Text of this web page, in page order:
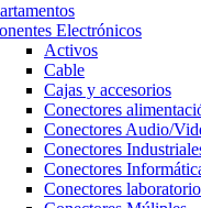
Electrónicos
Activos
Cable
Cajas y accesorios
Conectores
Conectores Audio/
Conectores
Conectores
Conectores laboratorio